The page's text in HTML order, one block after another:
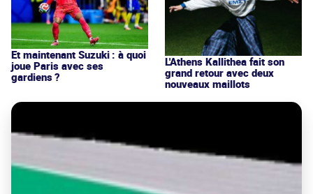
Et maintenant Suzuki : à quoi
joue Paris avec ses
gardiens ?
L'Athens Kallithea fait son
grand retour avec deux
nouveaux maillots